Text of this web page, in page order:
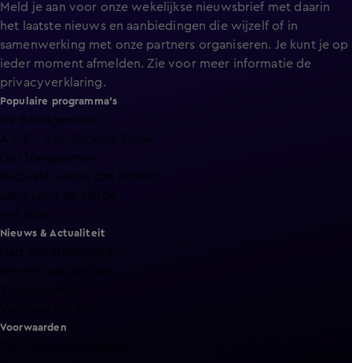
Meld je aan voor onze wekelijkse nieuwsbrief met daarin
het laatste nieuws en aanbiedingen die wijzelf of in
samenwerking met onze partners organiseren. Je kunt je op
ieder moment afmelden. Zie voor meer informatie de
privacyverklaring.
Populaire programma's
De Bondgenoten
A.S.S. - Anti Survival Show
De Oranjezomer
Mi Dushi: wat is dan liefde?
Lang Leve de Liefde
Het Blok
Nieuws & Actualiteit
Voorwaarden